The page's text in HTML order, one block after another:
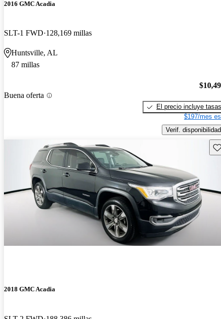
2016 GMC Acadia
SLT-1 FWD 128,169 millas
Huntsville, AL
87 millas
Buena oferta
El precio incluye tasas
$197/mes
Verif. disponibilidad
2018 GMC Acadia